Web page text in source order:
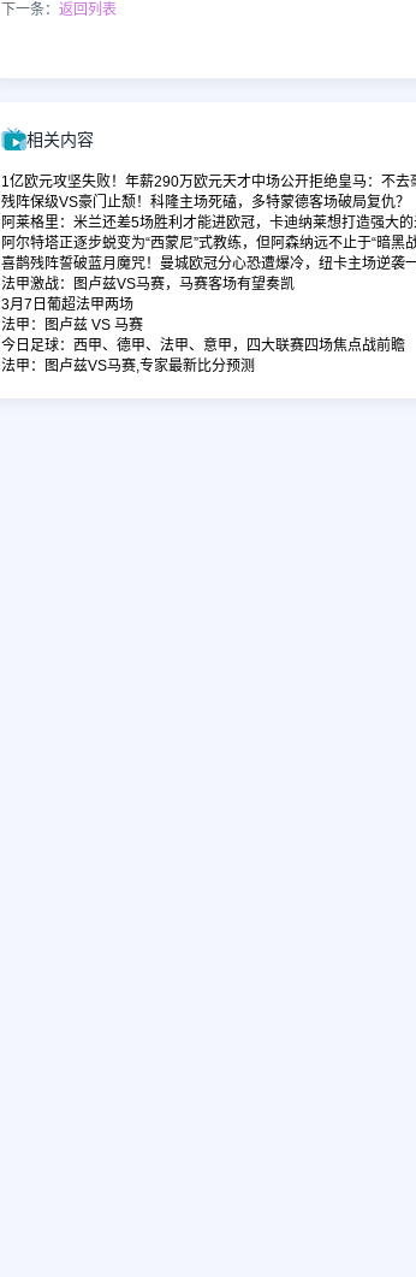
下一条： 返回列表
相关内容
1亿欧元攻坚失败！年薪290万欧元天才中场公开拒绝皇马：不去
残阵保级VS豪门止颓！科隆主场死磕，多特蒙德客场破局复仇？
阿莱格里：米兰还差5场胜利才能进欧冠，卡迪纳莱想打造强大
阿尔特塔正逐步蜕变为“西蒙尼”式教练，但阿森纳远不止于“暗黑
喜鹊残阵誓破蓝月魔咒！曼城欧冠分心恐遭爆冷，纽卡主场逆袭
法甲激战：图卢兹VS马赛，马赛客场有望奏凯
3月7日葡超法甲两场
法甲：图卢兹 VS 马赛
今日足球：西甲、德甲、法甲、意甲，四大联赛四场焦点战前瞻
法甲：图卢兹VS马赛,专家最新比分预测